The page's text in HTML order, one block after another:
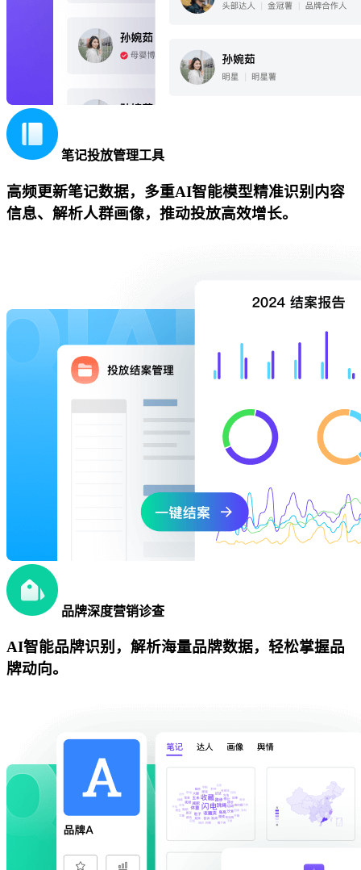
笔记投放管理工具
高频更新笔记数据，多重AI智能模型精准识别内容
信息、解析人群画像，推动投放高效增长。
品牌深度营销诊查
AI智能品牌识别，解析海量品牌数据，轻松掌握品
牌动向。